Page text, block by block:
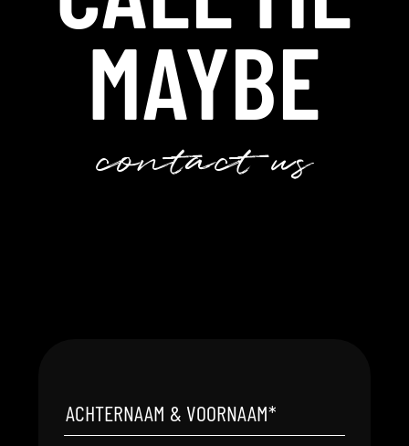
MAYBE
contact us